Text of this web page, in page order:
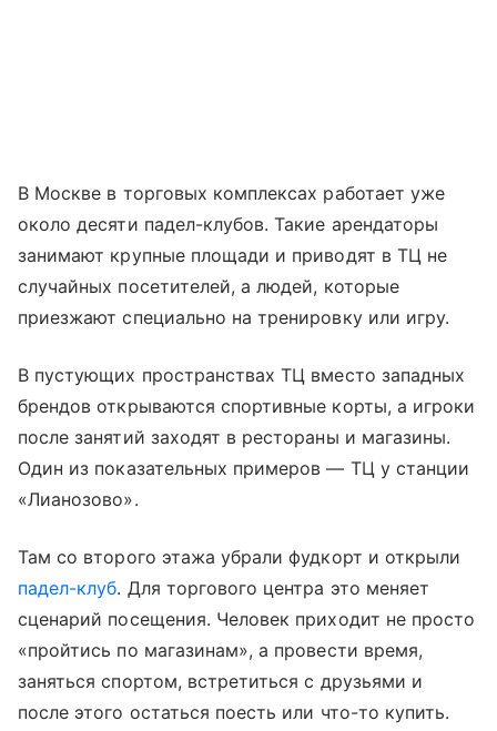
В Москве в торговых комплексах работает уже
около десяти падел-клубов. Такие арендаторы
занимают крупные площади и приводят в ТЦ не
случайных посетителей, а людей, которые
приезжают специально на тренировку или игру.
В пустующих пространствах ТЦ вместо западных
брендов открываются спортивные корты, а игроки
после занятий заходят в рестораны и магазины.
Один из показательных примеров — ТЦ у станции
«Лианозово».
Там со второго этажа убрали фудкорт и открыли
падел-клуб. Для торгового центра это меняет
сценарий посещения. Человек приходит не просто
«пройтись по магазинам», а провести время,
заняться спортом, встретиться с друзьями и
после этого остаться поесть или что-то купить.